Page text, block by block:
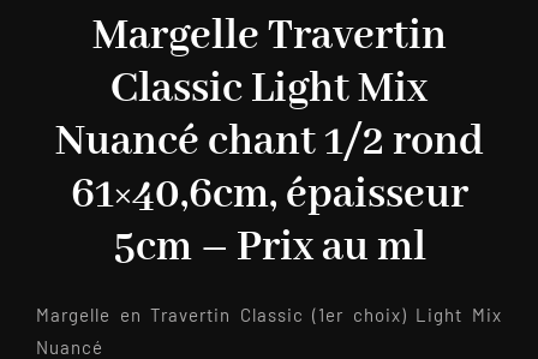
Margelle Travertin
Classic Light Mix
Nuancé chant 1/2 rond
61×40,6cm, épaisseur
5cm – Prix au ml
Margelle en Travertin Classic (1er choix) Light Mix
Nuancé